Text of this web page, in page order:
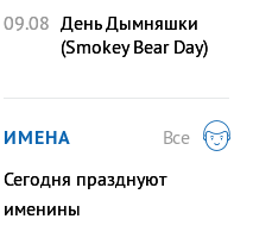
09.08 День Дымняшки
(Smokey Bear Day)
ИМЕНА
Все
Сегодня празднуют
именины